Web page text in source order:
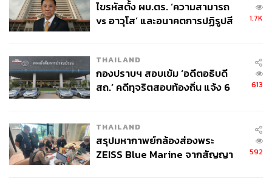
ไขรหัสตั้ง ผบ.ตร. ‘ความสามารถ
vs อาวุโส’ และอนาคตการปฏิรูปสี
1.7K
THAILAND
กองปราบฯ สอบเข้ม ‘อดีตอธิบดี
สถ.’ คดีทุจริตสอบท้องถิ่น แจ้ง 6
613
THAILAND
สรุปมหากาพย์กล้องส่องพระ
ZEISS Blue Marine จากสัญญา
592